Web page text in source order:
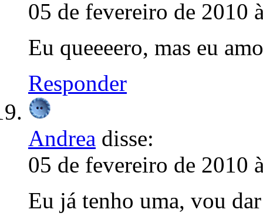
05 de fevereiro de 2010
Eu queeeero, mas eu
Responder
Andrea disse:
05 de fevereiro de 2010
Eu já tenho uma, vou